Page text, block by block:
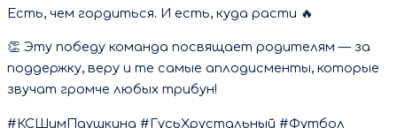
Есть, чем гордиться. И есть, куда расти 🔥
👏 Эту победу команда посвящает родителям — за
поддержку, веру и те самые аплодисменты, которые
звучат громче любых трибун!
#КСШимПаушкина #ГусьХрустальный #Футбол